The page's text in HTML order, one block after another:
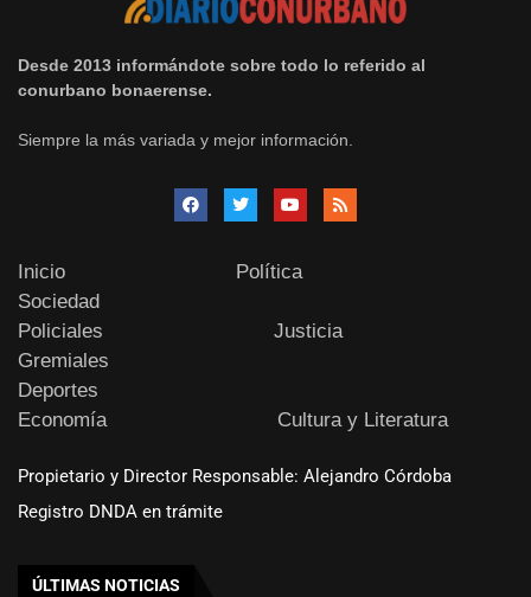
Desde 2013 informándote sobre todo lo referido al
conurbano bonaerense.
Siempre la más variada y mejor información.
Inicio
Política
Sociedad
Policiales
Justicia
Gremiales
Deportes
Economía
Cultura y Literatura
Propietario y Director Responsable: Alejandro Córdoba
Registro DNDA en trámite
ÚLTIMAS NOTICIAS